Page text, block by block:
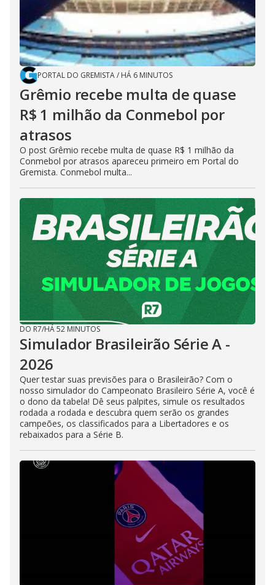
PORTAL DO GREMISTA/ HÁ 6 MINUTOS
Grêmio recebe multa de quase
R$ 1 milhão da Conmebol por
atrasos
O post Grêmio recebe multa de quase R$ 1 milhão da
Conmebol por atrasos apareceu primeiro em Portal do
Gremista. Conmebol multa...
DO R7/HÁ 52 MINUTOS
Simulador Brasileirão Série A -
2026
Quer testar suas previsões para o Brasileirão? Com o
nosso simulador do Campeonato Brasileiro Série A, você é
o dono da tabela! Dê seus palpites, simule os resultados
rodada a rodada e descubra quem serão os grandes
campeões, os classificados para a Libertadores e os
rebaixados para a Série B.